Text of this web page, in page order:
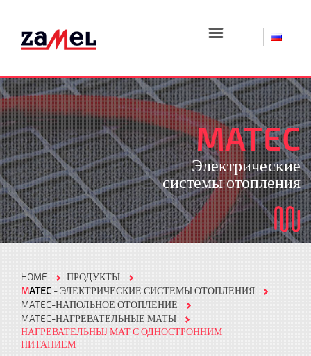
☰
MATEC
Электрические
системы отопления
HOME
ПРОДУКТЫ
MATEC - ЭЛЕКТРИЧЕСКИЕ СИСТЕМЫ ОТОПЛЕНИЯ
MATEC-НАПОЛЬНОЕ ОТОПЛЕНИЕ
MATEC-НАГРЕВАТЕЛЬНЫЕ МАТЫ
НАГРЕВАТЕЛЬНЫJ МАТ С ОДНОСТРОННИМ
ПИТАНИЕМ